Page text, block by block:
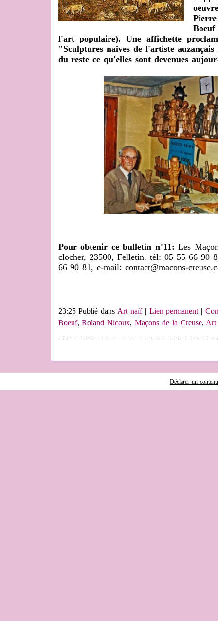
l'art populaire). Une affichette
"Sculptures naïves de l'artiste
du reste ce qu'elles sont devenues
Pour obtenir ce bulletin n°11: Les
clocher, 23500, Felletin, tél: 05 55 66 90
66 90 81, e-mail: contact@macons-
23:25 Publié dansArt naïf| Lien permanent|
Boeuf,Roland Nicoux,Maçons de la Creuse,Art
Déclarer un